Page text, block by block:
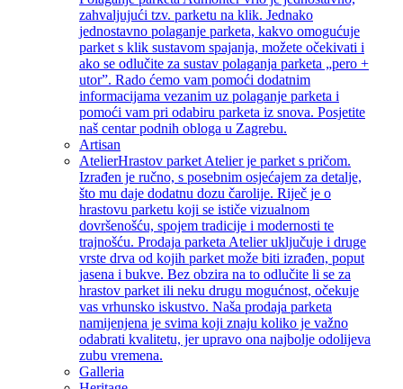
zahvaljujući tzv. parketu na klik. Jednako
jednostavno polaganje parketa, kakvo omogućuje
parket s klik sustavom spajanja, možete očekivati i
ako se odlučite za sustav polaganja parketa „pero +
utor”. Rado ćemo vam pomoći dodatnim
informacijama vezanim uz polaganje parketa i
pomoći vam pri odabiru parketa iz snova. Posjetite
naš centar podnih obloga u Zagrebu.
Artisan
AtelierHrastov parket Atelier je parket s pričom.
Izrađen je ručno, s posebnim osjećajem za detalje,
što mu daje dodatnu dozu čarolije. Riječ je o
hrastovu parketu koji se ističe vizualnom
dovršenošću, spojem tradicije i modernosti te
trajnošću. Prodaja parketa Atelier uključuje i druge
vrste drva od kojih parket može biti izrađen, poput
jasena i bukve. Bez obzira na to odlučite li se za
hrastov parket ili neku drugu mogućnost, očekuje
vas vrhunsko iskustvo. Naša prodaja parketa
namijenjena je svima koji znaju koliko je važno
odabrati kvalitetu, jer upravo ona najbolje odolijeva
zubu vremena.
Galleria